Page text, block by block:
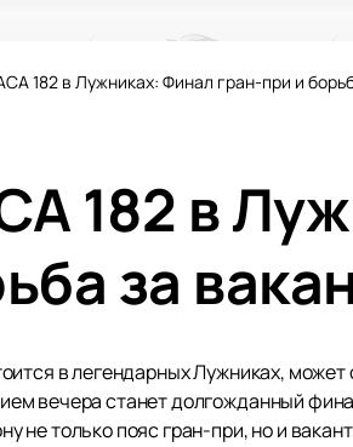
182 в Лужниках: Финал гран-при и
182 в
за
в легендарных Лужниках,
вечера станет долгожданный
не только пояс гран-при, но и